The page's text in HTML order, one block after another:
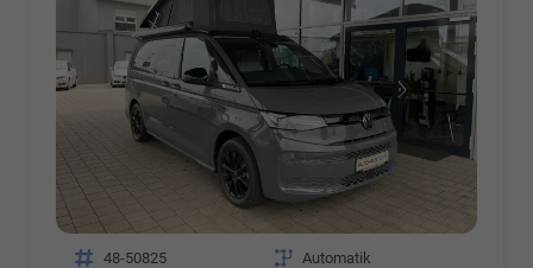
Fahrzeugnr. 48-50825 Getriebe Automatik